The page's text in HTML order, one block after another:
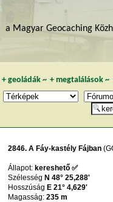
a Magyar Geocaching
+ geoládák~ +megtalálások ~
2846. A Fáy-kastély Fájban
Állapot:kereshető ✅
SzélességN 48° 25,288'
HosszúságE 21° 4,629'
Magasság:235 m